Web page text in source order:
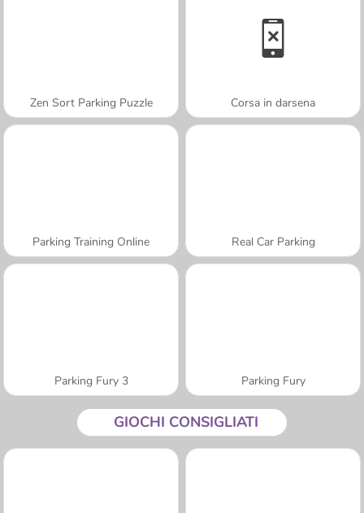
Zen Sort Parking Puzzle Corsa in darsena
Parking Training Online Real Car Parking
Parking Fury 3 Parking Fury
GIOCHI CONSIGLIATI